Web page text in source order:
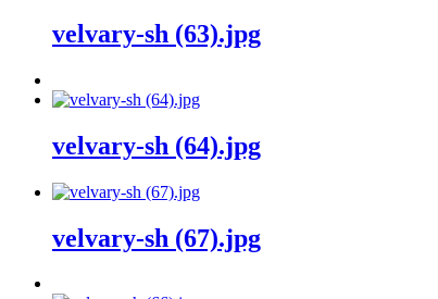
velvary-sh (63).jpg
velvary-sh (64).jpg
velvary-sh (67).jpg